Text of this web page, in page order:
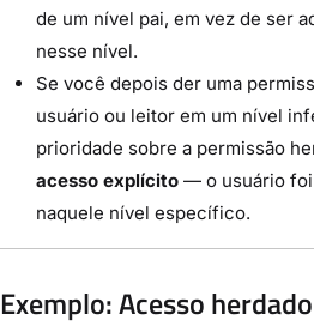
de um nível pai, em vez de ser
nesse nível.
Se você depois der uma
usuário ou leitor em um nível
prioridade sobre a permissão
acesso explícito — o usuário foi
naquele nível específico.
Exemplo: Acesso